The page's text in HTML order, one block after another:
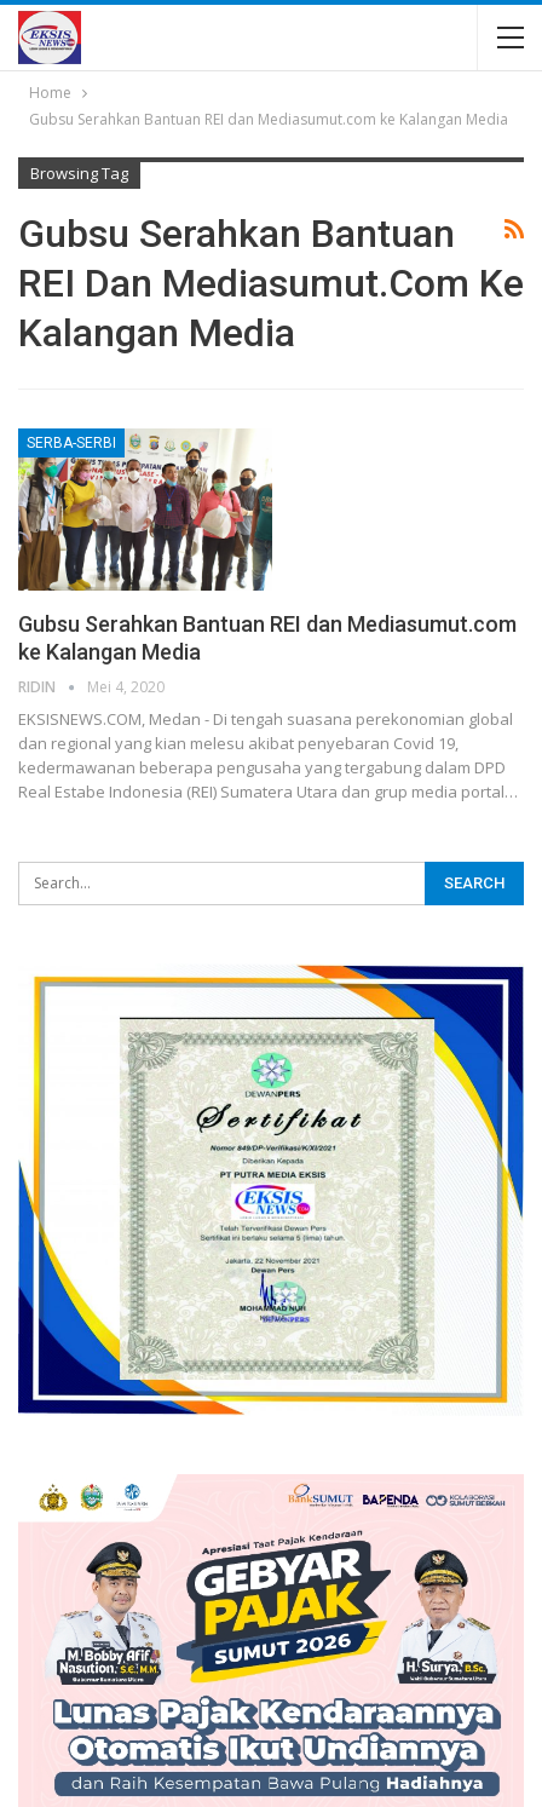
Home
Gubsu Serahkan Bantuan REI dan Mediasumut.com ke Kalangan Media
Browsing Tag
Gubsu Serahkan Bantuan
REI Dan Mediasumut.com Ke
Kalangan Media
SERBA-SERBI
Gubsu Serahkan Bantuan REI dan Mediasumut.com
ke Kalangan Media
RIDIN Mei 4, 2020
EKSISNEWS.COM, Medan - Di tengah suasana perekonomian global
dan regional yang kian melesu akibat penyebaran Covid 19,
kedermawanan beberapa pengusaha yang tergabung dalam DPD
Real Estabe Indonesia (REI) Sumatera Utara dan grup media portal…